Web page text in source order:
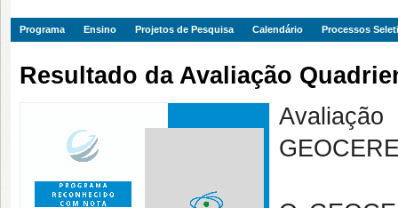
Programa Ensino Projetos de Pesquisa Calendário Processos
Resultado da Avaliação